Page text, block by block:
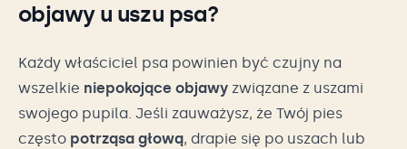
objawy u uszu psa?
Każdy właściciel psa powinien być czujny na
wszelkie niepokojące objawy związane z uszami
swojego pupila. Jeśli zauważysz, że Twój pies
często potrząsa głową, drapie się po uszach lub